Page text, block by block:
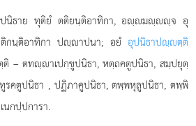
นิธาย ทุติยํ ตติยนฺติอาทิกา, อฺมฺฺจ อุ
นฺติอาทิกา ปฺาปนา; อยํ อุปนิธาปฺตฺติ
– ตทฺาเปกฺขูปนิธา, หตฺถคตูปนิธา, สมฺปยุตฺ
รคตูปนิธา , ปฏิภาคูปนิธา, ตพฺพหุลูปนิธา, ตพฺพิ
นกปฺปการา.